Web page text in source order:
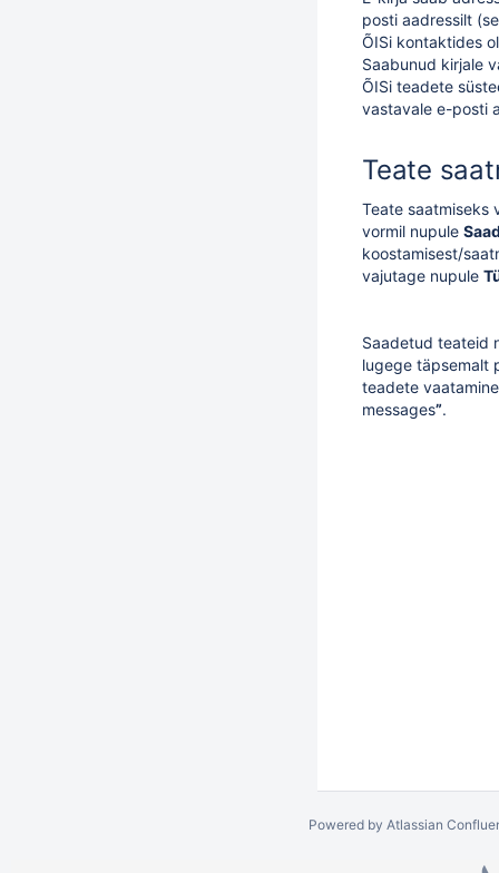
posti aadressilt
ÕISi kontaktides
Saabunud kirjale
ÕISi teadete
vastavale e-posti
Teate
Teate saatmiseks
vormil nupule
koostamisest/
vajutage nupule
Saadetud teateid
lugege täpsemalt
teadete
messages”.
Powered by Atlassian